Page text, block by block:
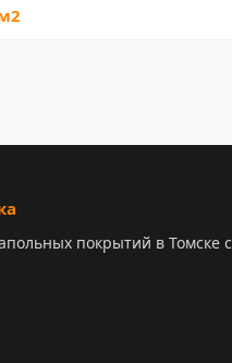
покрытий в Томске с